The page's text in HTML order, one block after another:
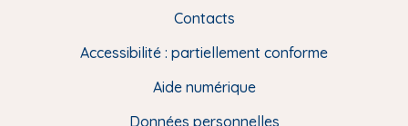
L
e
n
Contacts
Accessibilité : partiellement conforme
Aide numérique
Données personnelles